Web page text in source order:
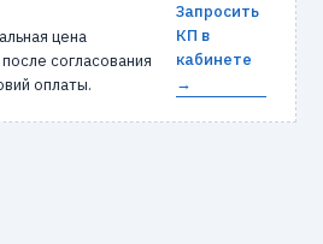
цена
согласования
оплаты.
Запросить
КП в
кабинете
→